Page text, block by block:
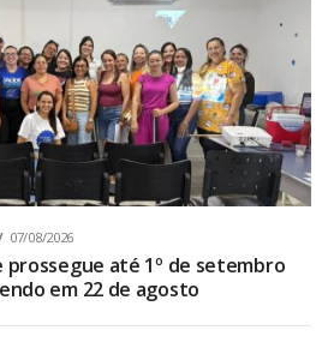
07/08/2026
prossegue até 1º de setembro
em 22 de agosto